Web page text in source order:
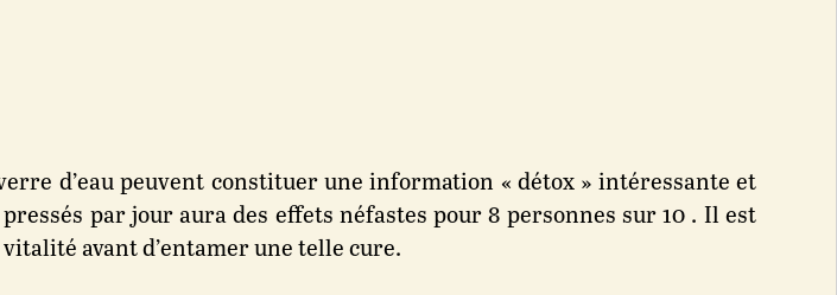
d’eau peuvent constituer une information « détox » intéressante et
par jour aura des effets néfastes pour 8 personnes sur 10 . Il est
avant d’entamer une telle cure.